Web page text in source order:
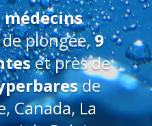
médecins
plongée,9
et près de
de
Canada, La